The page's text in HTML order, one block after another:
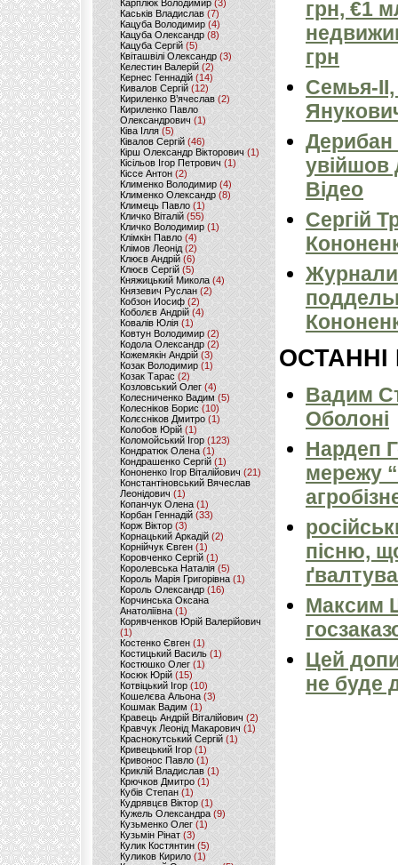
Карплюк Володимир(3)
Каськів Владислав (7)
Кацуба Володимир (4)
Кацуба Олександр (8)
Кацуба Сергій (5)
Квіташвілі Олександр(3)
Келестин Валерій(2)
Кернес Геннадій (14)
Кивалов Сергій (12)
Кириленко В’ячеслав (2)
Кириленко Павло
Олександрович (1)
Ківа Ілля (5)
Ківалов Сергій(46)
Кірш Олександр Вікторович (1)
Кісільов Ігор Петрович (1)
Кіссе Антон (2)
Клименко Володимир(4)
Клименко Олександр (8)
Климець Павло (1)
Кличко Віталій(55)
Кличко Володимир (1)
Клімкін Павло (4)
Клімов Леонід(2)
Клюєв Андрій(6)
Клюєв Сергій (5)
Княжицький Микола(4)
Князевич Руслан (2)
Кобзон Иосиф(2)
Коболєв Андрій (4)
Ковалів Юлія(1)
Ковтун Володимир (2)
Кодола Олександр (2)
Кожемякін Андрій (3)
Козак Володимир (1)
Козак Тарас (2)
Козловський Олег(4)
Колесниченко Вадим (5)
Колесніков Борис (10)
Колєсніков Дмитро (1)
Колобов Юрій (1)
Коломойський Ігор (123)
Кондратюк Олена(1)
Кондрашенко Сергій (1)
Кононенко Ігор Віталійович (21)
Константіновський Вячеслав
Леонідович (1)
Копанчук Олена (1)
Корбан Геннадій (33)
Корж Віктор (3)
Корнацький Аркадій (2)
Корнійчук Євген (1)
Коровченко Сергій (1)
Королевська Наталія(5)
Король Марія Григорівна (1)
Король Олександр (16)
Корчинська Оксана
Анатоліївна (1)
Корявченков Юрій Валерійович
(1)
Костенко Євген (1)
Костицький Василь (1)
Костюшко Олег (1)
Косюк Юрій (15)
Котвіцький Ігор (10)
Кошелєва Альона(3)
Кошмак Вадим (1)
Кравець Андрій Віталійович (2)
Кравчук Леонід Макарович (1)
Краснокутський Сергій (1)
Кривецький Ігор (1)
Кривонос Павло (1)
Криклій Владислав (1)
Крючков Дмитро(1)
Кубів Степан(1)
Кудрявцєв Віктор (1)
Кужель Олександра (9)
Кузьменко Олег (1)
Кузьмін Рінат(3)
Кулик Костянтин(5)
Куликов Кирило (1)
грн, €1
грн
Семья-
Дерибан
увійшов
Відео
Сергій
ОСТАННІ
Вадим
Оболоні
Нардеп
мережу
пісню,
Максим
Цей
не буде